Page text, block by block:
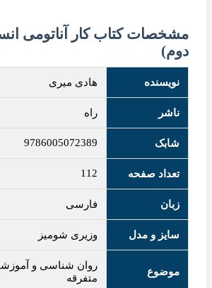
مشخصات کتاب کار آناتومی
دوم)
نویسنده هادی میری
ناشر راه
شابک 9786005072389
تعداد صفحه 112
زبان فارسی
سایز و مدل وزیری شومیز
موضوع
روان شناسی و
متفرقه